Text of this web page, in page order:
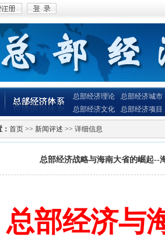
总部经济理论
总部经济文化
总部经济城市
总部经济项目
首页 >> 新闻评述 >> 详细信息
总部经济战略与海南大省的崛起--
总部经济与